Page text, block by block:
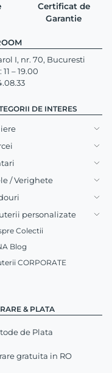
Certificat de
Garantie
& PLATA
de Plata
gratuita in RO
I, nr. 70, Bucuresti
– 19.00
DE INTERES
/ Verighete
personalizate
Colectii
Blog
CORPORATE